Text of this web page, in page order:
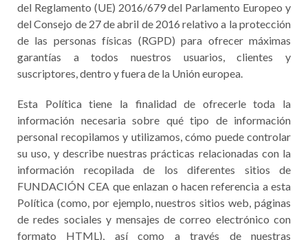
del Reglamento (UE) 2016/679 del Parlamento Europeo y
del Consejo de 27 de abril de 2016 relativo a la protección
de las personas físicas (RGPD) para ofrecer máximas
garantías a todos nuestros usuarios, clientes y
suscriptores, dentro y fuera de la Unión europea.
Esta Política tiene la finalidad de ofrecerle toda la
información necesaria sobre qué tipo de información
personal recopilamos y utilizamos, cómo puede controlar
su uso, y describe nuestras prácticas relacionadas con la
información recopilada de los diferentes sitios de
FUNDACIÓN CEA que enlazan o hacen referencia a esta
Política (como, por ejemplo, nuestros sitios web, páginas
de redes sociales y mensajes de correo electrónico con
formato HTML), así como a través de nuestras